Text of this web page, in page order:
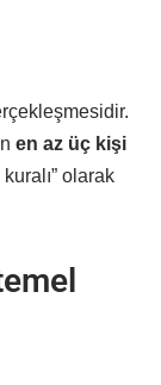
en az üç kişi
olarak